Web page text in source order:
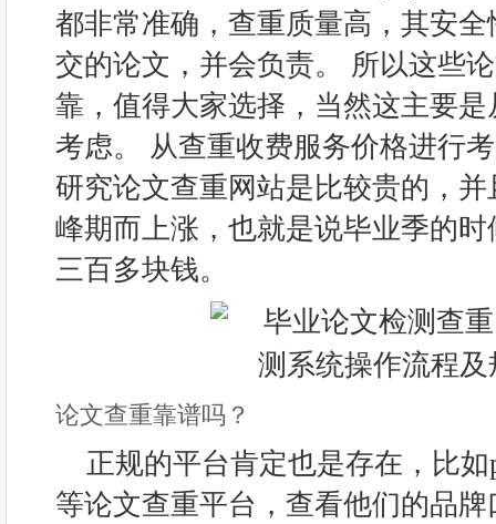
都非常准确，查重质量高，其安
交的论文，并会负责。 所以这些
靠，值得大家选择，当然这主要
考虑。 从查重收费服务价格进行
研究论文查重网站是比较贵的，
峰期而上涨，也就是说毕业季的
三百多块钱。
论文查重靠谱吗？
正规的平台肯定也是存在，比如
等论文查重平台，查看他们的品